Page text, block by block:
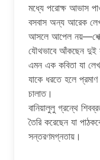
মধ্যে পরোক্ষ আভাস
বসবাস অন্য আরেক
আসলে আপেল
যৌথভাবে আঁকছেন দুই
এমন এক কবিতা যা
যাকে ধরতে হলে
চালাত।
বানিয়ালুলু গ্রন্থে
তৈরি করেছেন যা
সন্তরণমগ্নতায়।